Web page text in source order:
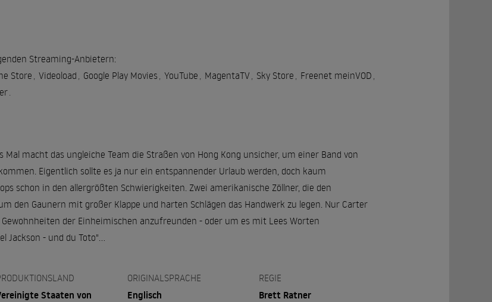
Streaming-Anbietern:
Store, Videoload , Google Play Movies, YouTube , MagentaTV, Sky Store , Freenet meinVOD ,
.
Mal macht das ungleiche Team die Straßen von Hong Kong unsicher, um einer Band von
Eigentlich sollte es ja nur ein entspannender Urlaub werden, doch kaum
schon in den allergrößten Schwierigkeiten. Zwei amerikanische Zöllner, die den
den Gaunern mit großer Klappe und harten Schlägen das Handwerk zu legen. Nur Carter
der Einheimischen anzufreunden - oder um es mit Lees Worten
Jackson - und du Toto"...
Staaten von
ORIGINALSPRACHE
Englisch
REGIE
Brett Ratner